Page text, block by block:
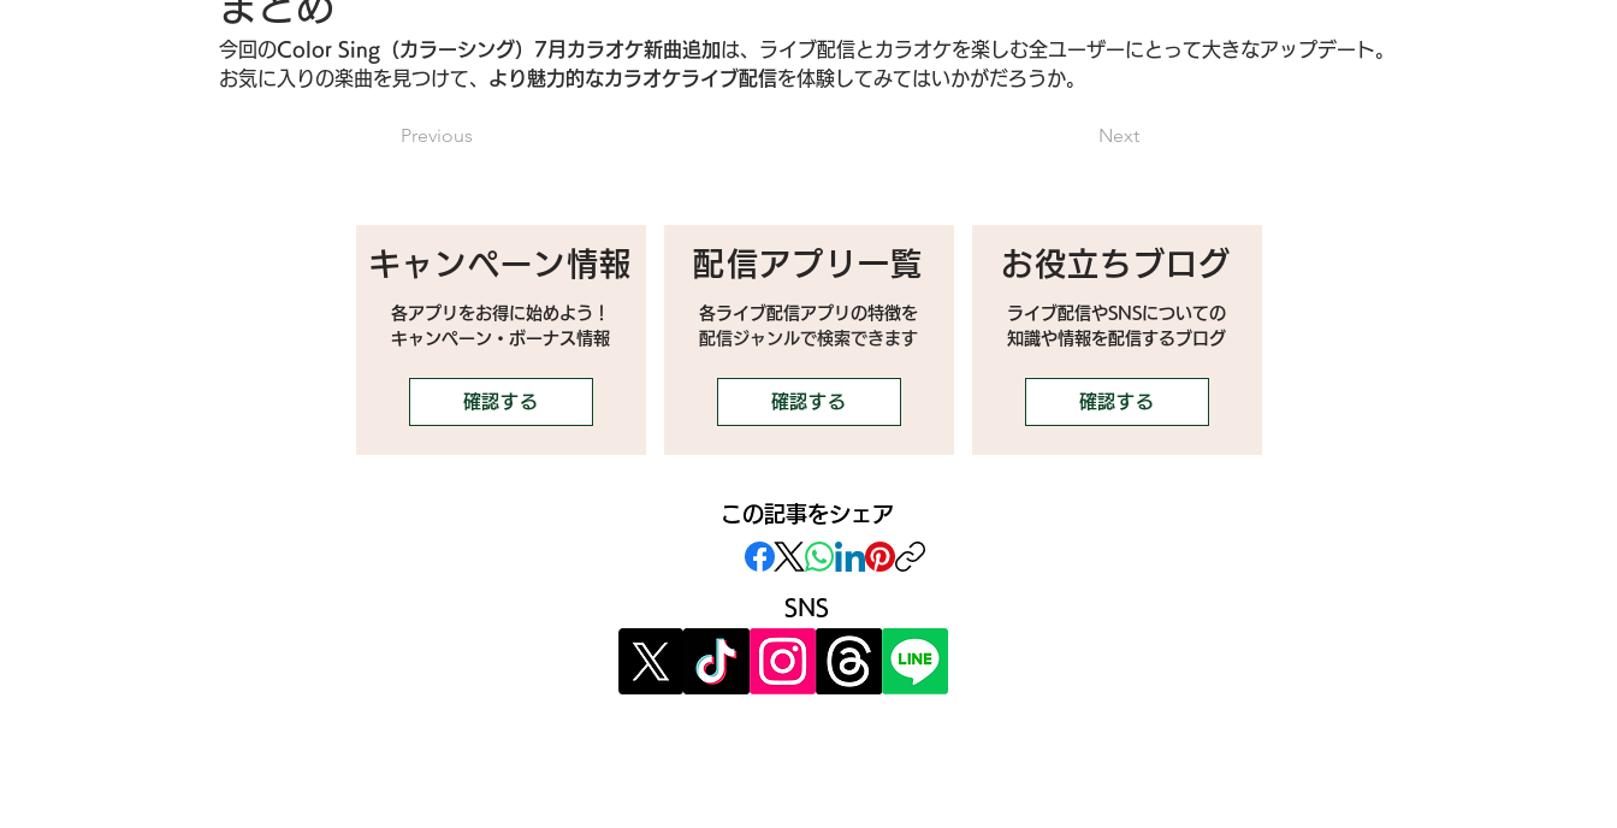
今回のColor Sing（カラーシング）7月カラオケ新曲追加は、ライブ配信とカラオケを楽しむ全ユーザーにとって大きなアップデート。
お気に入りの楽曲を見つけて、 より魅力的なカラオケライブ配信を体験してみてはいかがだろうか。
Previous Next
キャンペーン情報
各アプリをお得に始めよう！
キャンペーン・ボーナス情報
確認する
配信アプリ一覧
各ライブ配信アプリの特徴を
配信ジャンルで検索できます
確認する
お役立ちブログ
ライブ配信やSNSについての
​知識や情報を配信するブログ
確認する
この記事をシェア
SNS